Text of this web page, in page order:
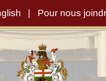
Pour nous